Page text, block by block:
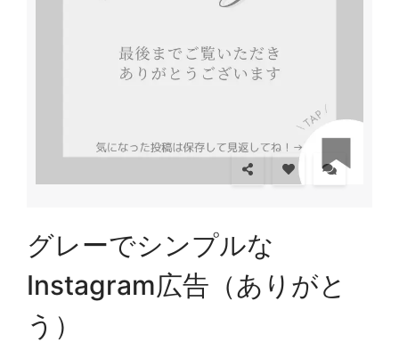
グレーでシンプルな
Instagram広告（ありがと
う）